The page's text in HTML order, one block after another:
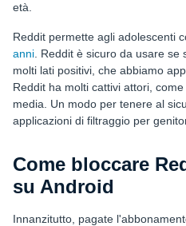
età.
Reddit permette agli adolescenti
anni . Reddit è sicuro da usare
molti lati positivi, che abbiamo
Reddit ha molti cattivi attori,
media. Un modo per tenere al
applicazioni di filtraggio per
Come bloccare
su Android
Innanzitutto, pagate